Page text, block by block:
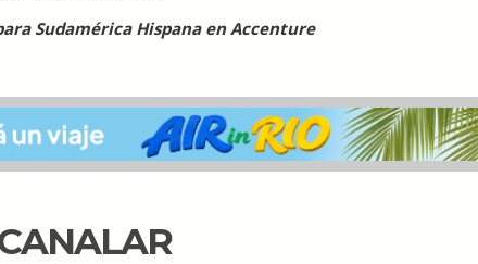
Sudamérica Hispana en Accenture